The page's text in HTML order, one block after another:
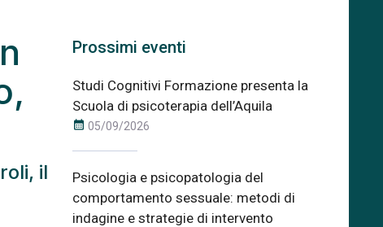
il
Prossimi eventi
Studi Cognitivi Formazione presenta la
Scuola di psicoterapia dell’Aquila
calendar_month 05/09/2026
Psicologia e psicopatologia del
comportamento sessuale: metodi di
indagine e strategie di intervento